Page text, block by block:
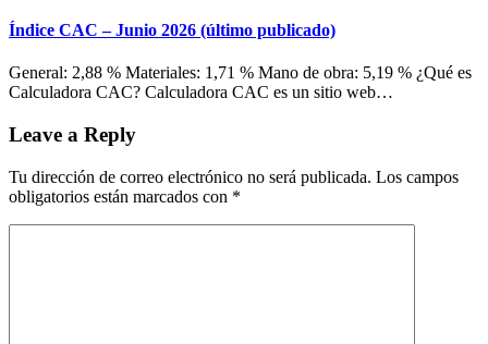
Índice CAC – Junio 2026 (último publicado)
General: 2,88 % Materiales: 1,71 % Mano de obra: 5,19 % ¿Qué es
Calculadora CAC? Calculadora CAC es un sitio web…
Leave a Reply
Tu dirección de correo electrónico no será publicada. Los campos
obligatorios están marcados con *